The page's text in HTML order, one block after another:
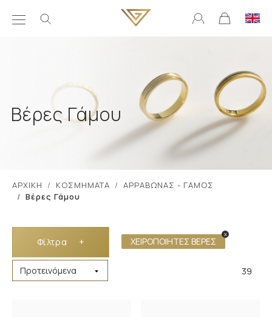
Βέρες Γάμου
ΑΡΧΙΚΗ ΚΟΣΜΗΜΑΤΑ
ΑΡΡΑΒΩΝΑΣ - ΓΑΜΟΣ
Βέρες Γάμου
Φίλτρα + ΧΕΙΡΟΠΟΙΗΤΕΣ ΒΕΡΕΣ
x
39